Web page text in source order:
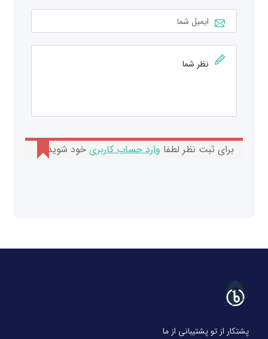
برای ثبت نظر لطفا وارد حساب کاربری خود شوید.
پشتکار از تو پشتیبانی از ما